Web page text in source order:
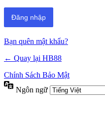
Bạn quên mật khẩu?
← Quay lại HB88
Chính Sách Bảo Mật
Ngôn ngữ